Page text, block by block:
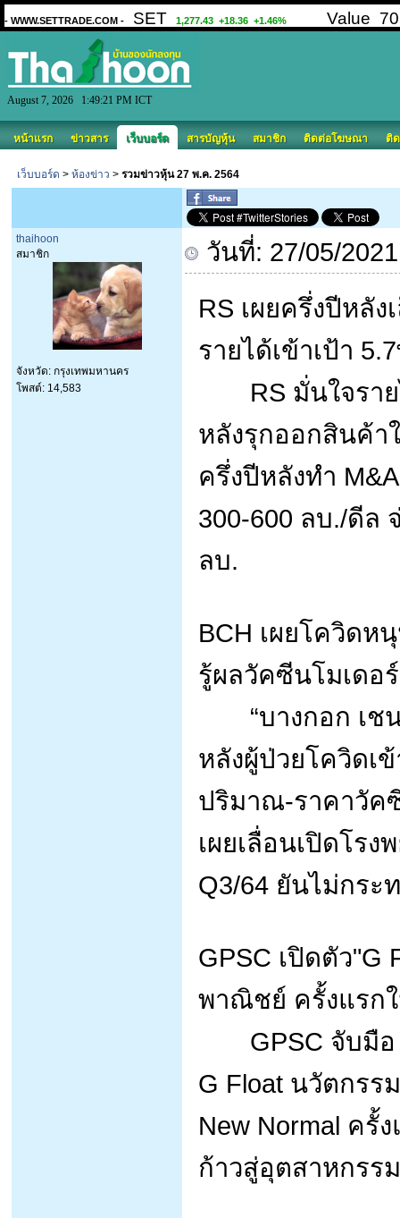
August 7, 2026 1:49:21 PM ICT
หน้าแรก ข่าวสาร เว็บบอร์ด สารบัญหุ้น สมาชิก ติดต่อโฆษณา ติ
เว็บบอร์ด > ห้องข่าว > รวมข่าวหุ้น 27 พ.ค. 2564
thaihoon
สมาชิก
จังหวัด: กรุงเทพมหานคร
โพสต์: 14,583
วันที่: 27/05/
RS เผยครึ่งปีหลัง
รายได้เข้าเป้า
RS มั่นใจราย
หลังรุกออกสินค้า
ครึ่งปีหลังทำ
300-600 ลบ./ดีล
ลบ.
BCH เผยโควิดห
รู้ผลวัคซีนโมเดอ
“บางกอก เชน
หลังผู้ป่วยโควิดเ
ปริมาณ-ราคาวัคซี
เผยเลื่อนเปิดโร
Q3/64 ยันไม่กระ
GPSC เปิดตัว"G
พาณิชย์ ครั้งแรก
GPSC จับมือ
G Float นวัตกร
New Normal ครั้
ก้าวสู่อุตสาหกรร